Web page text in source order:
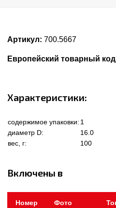
Артикул: 700.5667
Европейский товарный
Характеристики:
содержимое упаковки: 1
диаметр D:
16.0
вес, г:
100
Включены в
Номер
Фото